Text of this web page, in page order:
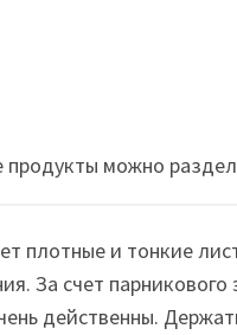
можно
плотные и тонкие
За счет
действенны.